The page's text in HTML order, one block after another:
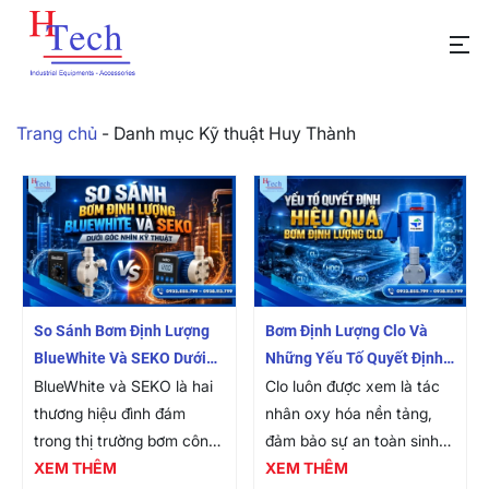
Trang chủ - Danh mục Kỹ thuật Huy Thành
So Sánh Bơm Định Lượng
BlueWhite Và SEKO Dưới
Góc Nhìn Kỹ Thuật
BlueWhite và SEKO là hai
thương hiệu đình đám
trong thị trường bơm công
nghiệp nói chung và bơm
XEM THÊM
Bơm Định Lượng Clo Và
Những Yếu Tố Quyết Định
Hiệu Quả Khử Trùng Trong
Hệ Thống Xử Lý Nước
Clo luôn được xem là tác
nhân oxy hóa nền tảng,
đảm bảo sự an toàn sinh
học cho toàn bộ mạng lưới
XEM THÊM